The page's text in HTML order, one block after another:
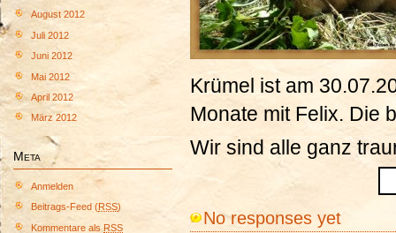
August 2012
Juli 2012
Juni 2012
Mai 2012
April 2012
März 2012
Meta
Anmelden
Beitrags-Feed (RSS)
Kommentare als RSS
Krümel ist am
Monate mit Felix. Die
Wir sind alle ganz
No responses yet